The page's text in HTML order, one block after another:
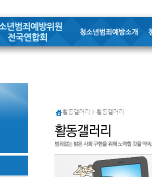
청소년범죄예방소개
활동갤러리 > 활동갤러리